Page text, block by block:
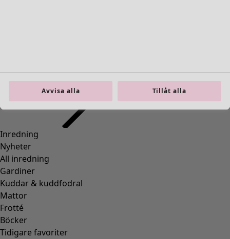
Inredning
Nyheter
All inredning
Gardiner
Kuddar & kuddfodral
Mattor
Frotté
Böcker
Tidigare favoriter
Avvisa alla Tillåt alla